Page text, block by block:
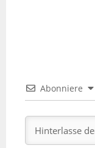
Abonniere